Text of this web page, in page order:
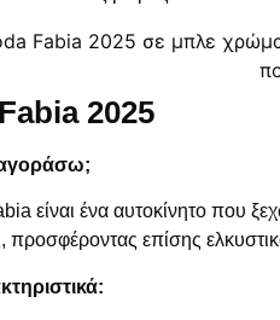
2025
αγοράσω;
είναι ένα αυτοκίνητο που
προσφέροντας επίσης